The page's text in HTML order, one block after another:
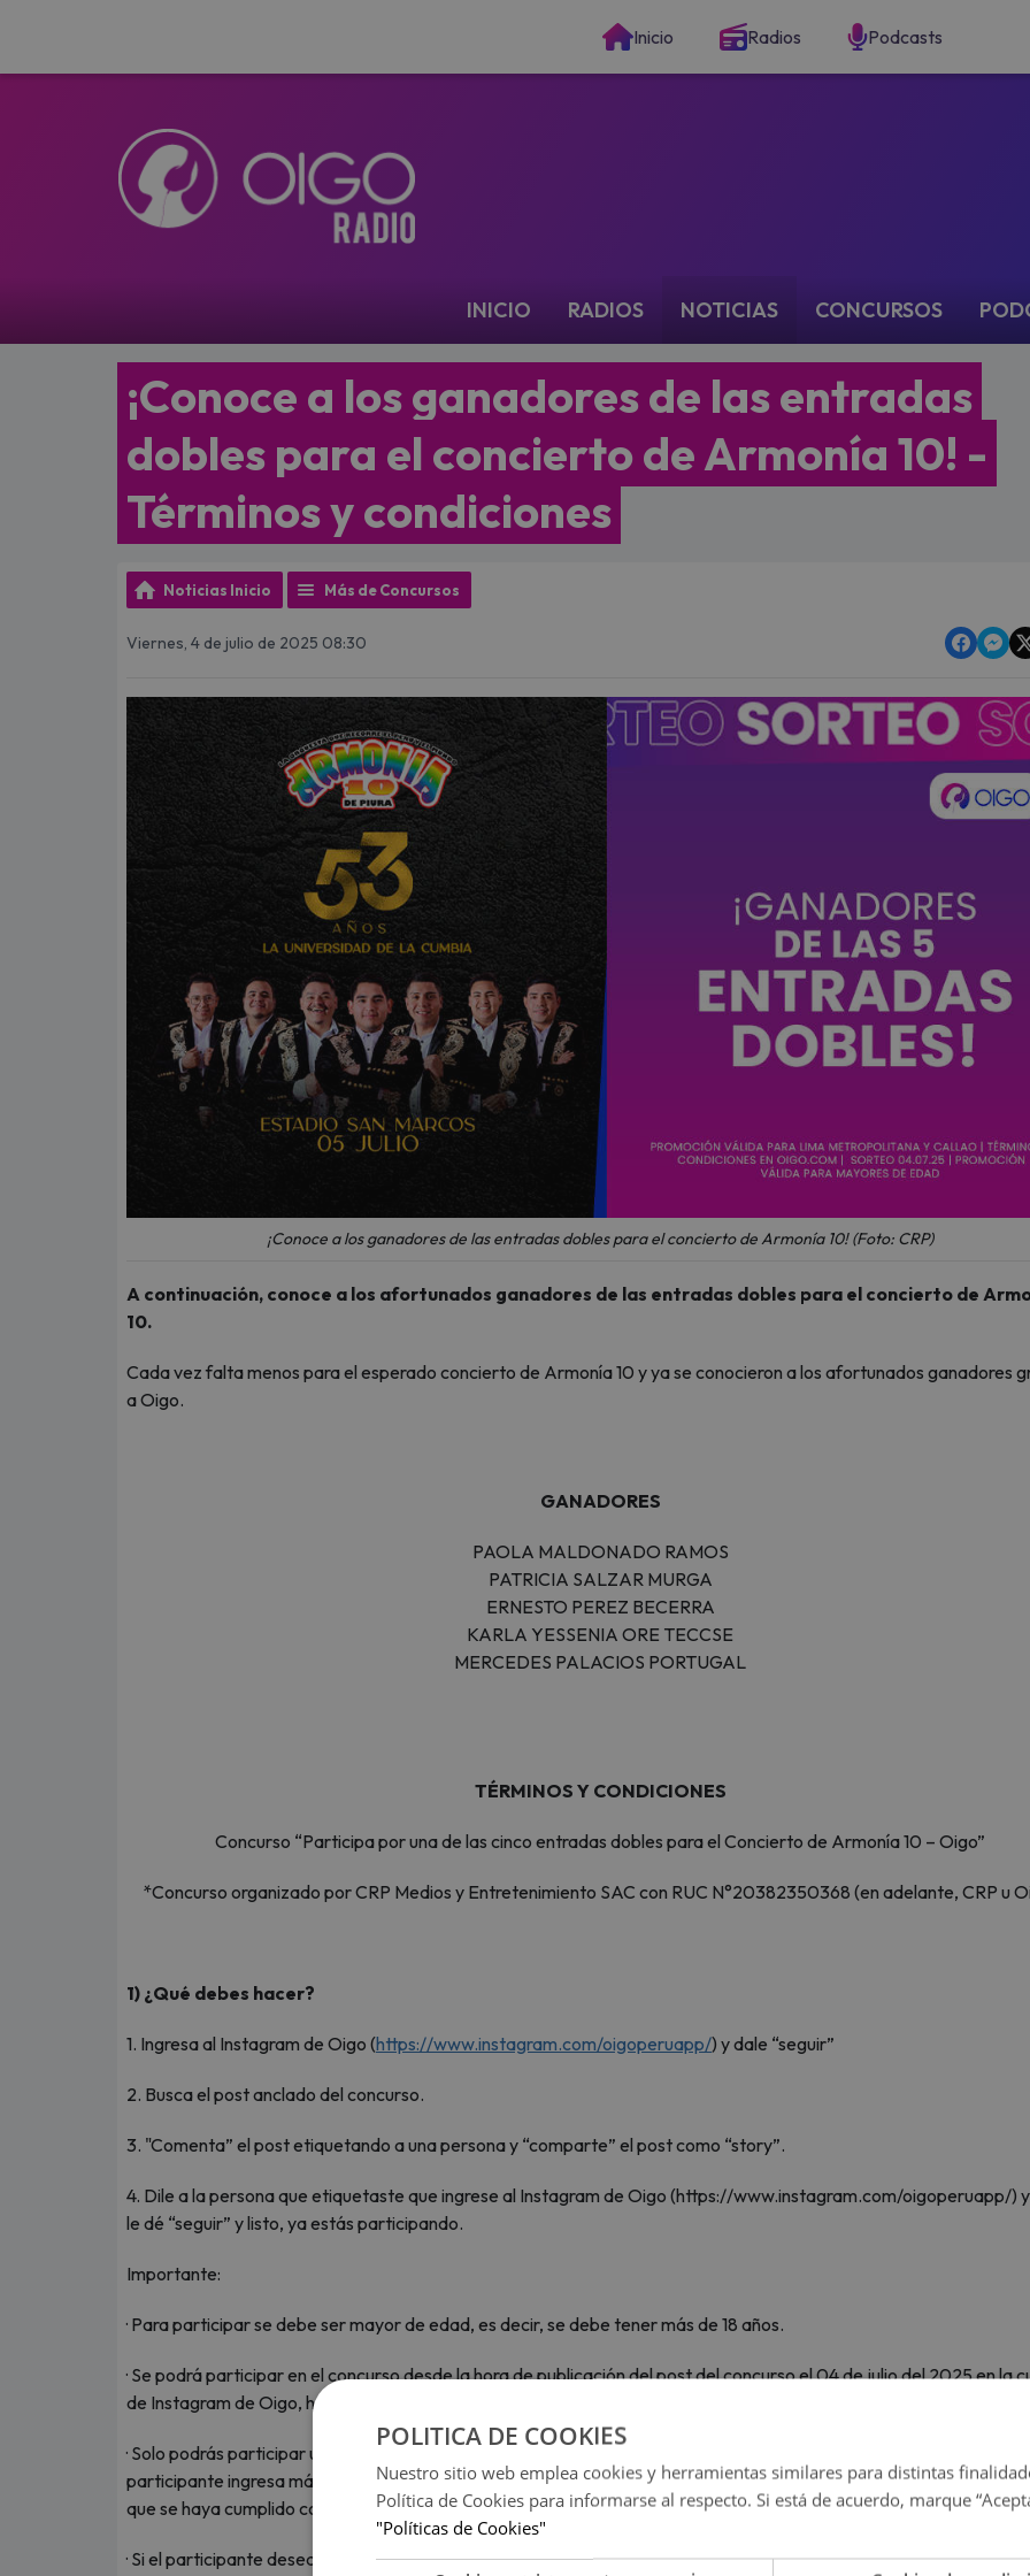
Inicio Radios Podcasts
INICIO RADIOS NOTICIAS CONCURSOS
¡Conoce a los ganadores de las entradas
dobles para el concierto de Armonía 10! -
Términos y condiciones
Noticias Inicio Más de Concursos
Viernes, 4 de julio de 2025 08:30
¡Conoce a los ganadores de las entradas dobles para el concierto de Armonía 10! (Foto: CRP)
A continuación, conoce a los afortunados ganadores de las entradas dobles para el concierto de
10.
Cada vez falta menos para el esperado concierto de Armonía 10 y ya se conocieron a los afortunados ganadores
a Oigo.
GANADORES
PAOLA MALDONADO RAMOS
PATRICIA SALZAR MURGA
ERNESTO PEREZ BECERRA
KARLA YESSENIA ORE TECCSE
MERCEDES PALACIOS PORTUGAL
TÉRMINOS Y CONDICIONES
Concurso “Participa por una de las cinco entradas dobles para el Concierto de Armonía 10 – Oigo”
*Concurso organizado por CRP Medios y Entretenimiento SAC con RUC N°20382350368 (en adelante, CRP u
1) ¿Qué debes hacer?
1. Ingresa al Instagram de Oigo (https://www.instagram.com/oigoperuapp/) y dale “seguir”
2. Busca el post anclado del concurso.
3. "Comenta” el post etiquetando a una persona y “comparte” el post como “story”.
4. Dile a la persona que etiquetaste que ingrese al Instagram de Oigo (https://www.instagram.com/oigoperuapp/)
le dé “seguir” y listo, ya estás participando.
Importante:
· Para participar se debe ser mayor de edad, es decir, se debe tener más de 18 años.
· Se podrá participar en el concurso desde la hora de publicación del post del concurso el 04 de julio del 2025 en la
de Instagram de Oigo, hasta las 15:00 horas del día 04 de julio del 2025.
· Solo podrás participar una vez durante la vigencia del concurso; es decir, sólo se podrá ingresar un “comentario”.
participante ingresa más de un "comentario", sólo se considerará como válido uno de ellos (a elección de Oigo), y
que se haya cumplido con los demás requisitos.
· Si el participante desea “etiquetar” en su “comentario” a más de 01 persona, ello no invalidará su participación en
POLITICA DE COOKIES
Nuestro sitio web emplea cookies y herramientas similares para distintas
Política de Cookies para informarse al respecto. Si está de acuerdo, marque
"Políticas de Cookies"